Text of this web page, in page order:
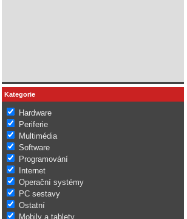
Kategorie
Hardware
Periferie
Multimédia
Software
Programování
Internet
Operační systémy
PC sestavy
Ostatní
Mobily a tablety